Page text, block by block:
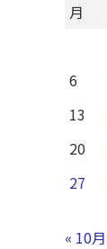
月
6
13
20
27
« 10月